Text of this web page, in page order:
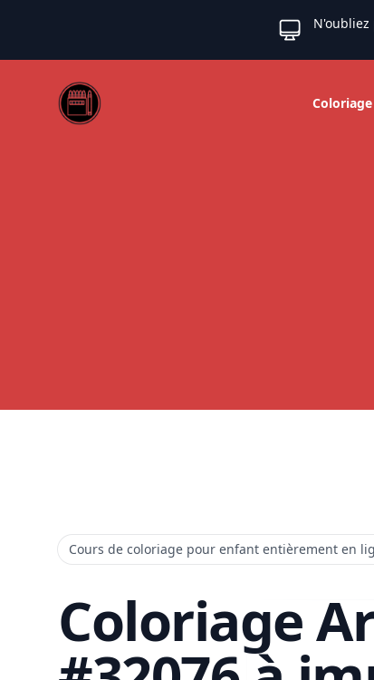
Web coloriage
Cours de coloriage pour enfant entièrement en
Coloriage